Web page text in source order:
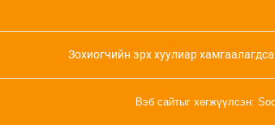
Зохиогчийн эрх хуулиар
Вэб сайтыг хөгжүүлсэн: